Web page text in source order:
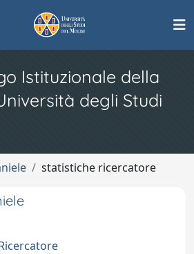
Istituzionale della
degli Studi
statistiche ricercatore